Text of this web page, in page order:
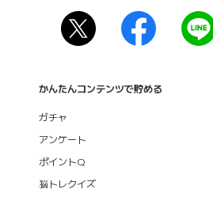
かんたんコンテンツで貯める
ガチャ
アンケート
ポイントQ
脳トレクイズ